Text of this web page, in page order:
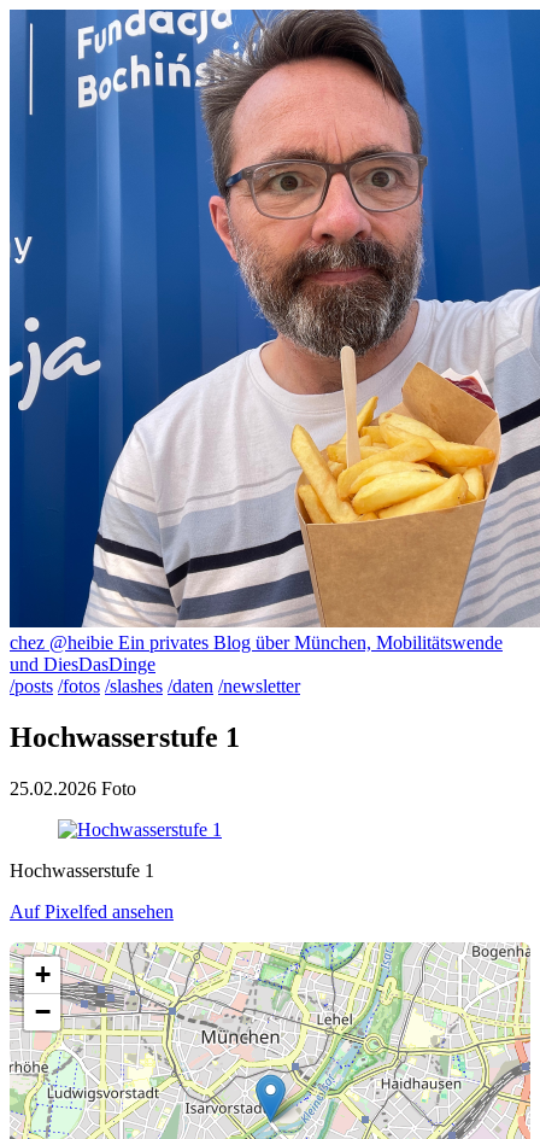
chez @heibie Ein privates Blog über München, Mobilitätswende
und DiesDasDinge
/posts /fotos /slashes /daten /newsletter
Hochwasserstufe 1
25.02.2026 Foto
Hochwasserstufe 1
Auf Pixelfed ansehen
+
−